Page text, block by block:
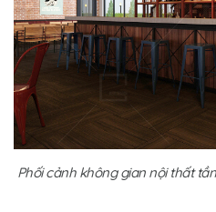
Phối cảnh không gian nội thất